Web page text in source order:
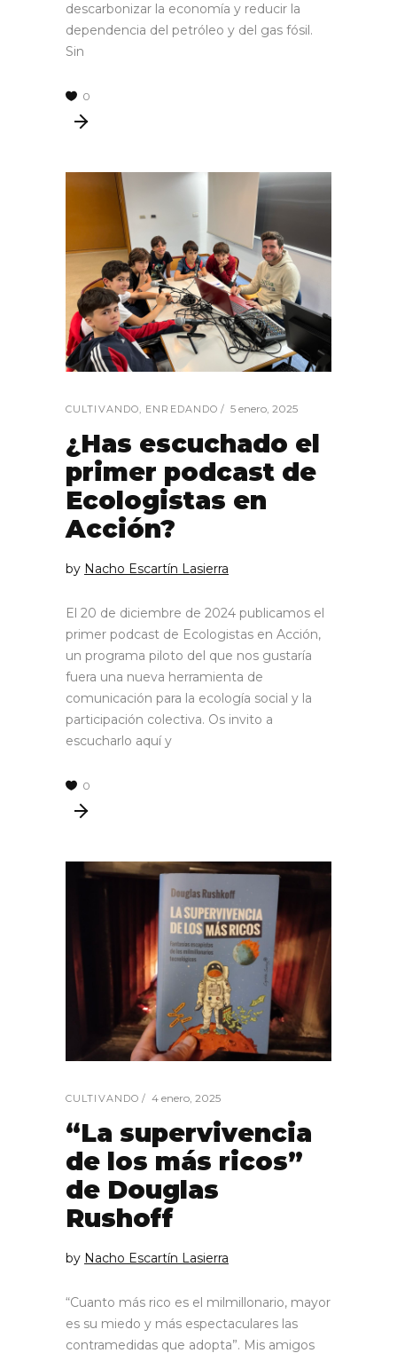
descarbonizar la economía y reducir la
dependencia del petróleo y del gas fósil.
Sin
0
CULTIVANDO, ENREDANDO 5 enero, 2025
¿Has escuchado el
primer podcast de
Ecologistas en
Acción?
by Nacho Escartín Lasierra
El 20 de diciembre de 2024 publicamos el
primer podcast de Ecologistas en Acción,
un programa piloto del que nos gustaría
fuera una nueva herramienta de
comunicación para la ecología social y la
participación colectiva. Os invito a
escucharlo aquí y
0
CULTIVANDO 4 enero, 2025
“La supervivencia
de los más ricos”
de Douglas
Rushoff
by Nacho Escartín Lasierra
“Cuanto más rico es el milmillonario, mayor
es su miedo y más espectaculares las
contramedidas que adopta”. Mis amigos